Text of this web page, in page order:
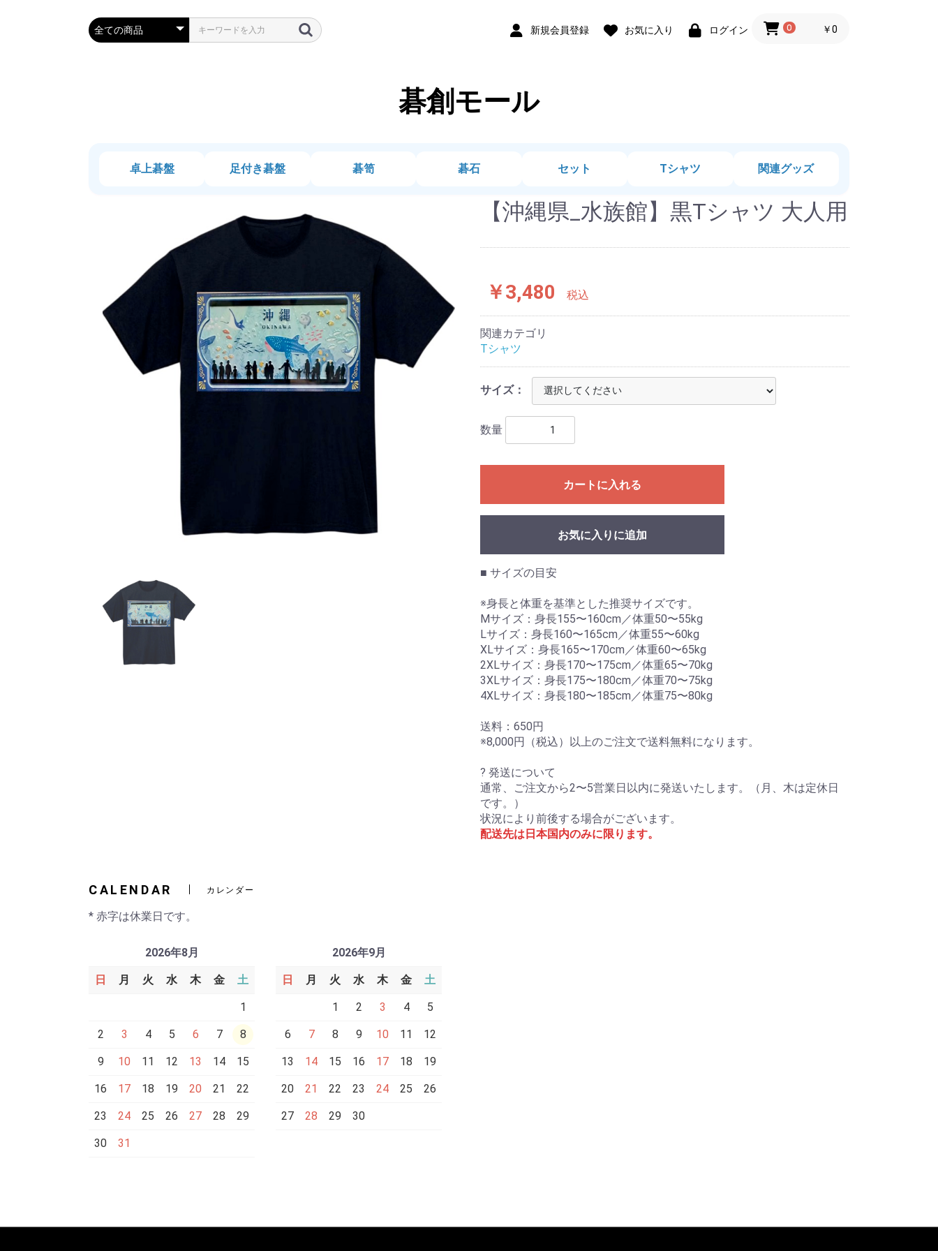
新規会員登録 お気に入り ログイン 0 ￥0
碁創モール
卓上碁盤 足付き碁盤 碁笥 碁石 セット Tシャツ 関連グッズ
【沖縄県_水族館】黒Tシャツ 大人用
￥3,480 税込
関連カテゴリ
Tシャツ
サイズ：
数量
カートに入れる
お気に入りに追加
■ サイズの目安
※身長と体重を基準とした推奨サイズです。
Mサイズ：身長155〜160cm／体重50〜55kg
Lサイズ：身長160〜165cm／体重55〜60kg
XLサイズ：身長165〜170cm／体重60〜65kg
2XLサイズ：身長170〜175cm／体重65〜70kg
3XLサイズ：身長175〜180cm／体重70〜75kg
4XLサイズ：身長180〜185cm／体重75〜80kg
送料：650円
※8,000円（税込）以上のご注文で送料無料になります。
? 発送について
通常、ご注文から2〜5営業日以内に発送いたします。（月、木は定休日
です。）
状況により前後する場合がございます。
配送先は日本国内のみに限ります。
CALENDAR カレンダー
* 赤字は休業日です。
2026年8月
日 月 火 水 木 金 土
1
2 3 4 5 6 7 8
9 10 11 12 13 14 15
16 17 18 19 20 21 22
23 24 25 26 27 28 29
30 31
2026年9月
日 月 火 水 木 金 土
1 2 3 4 5
6 7 8 9 10 11 12
13 14 15 16 17 18 19
20 21 22 23 24 25 26
27 28 29 30